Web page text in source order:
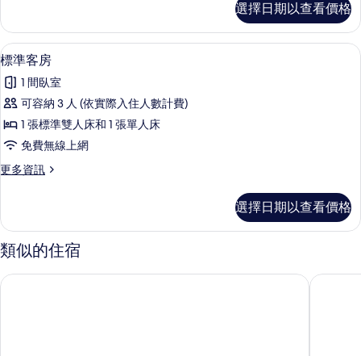
片
的
詳
情
選擇日期以查看價格
顯
示
標
準
客
的
有
相
片
迷你吧、客房內保險箱、免費無線上
4
標準客房
1 間臥室
可容納 3 人 (依實際入住人數計費)
1 張標準雙人床和 1 張單人床
免費無線上網
更多資訊
更
客
房
的
情
選擇日期以查看價格
類似的住宿
洛瓦 Spa 飯店 亞洛瓦